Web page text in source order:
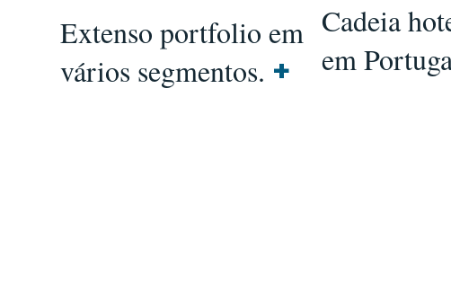
Extenso portfolio em
vários segmentos. +
Cadeia
em